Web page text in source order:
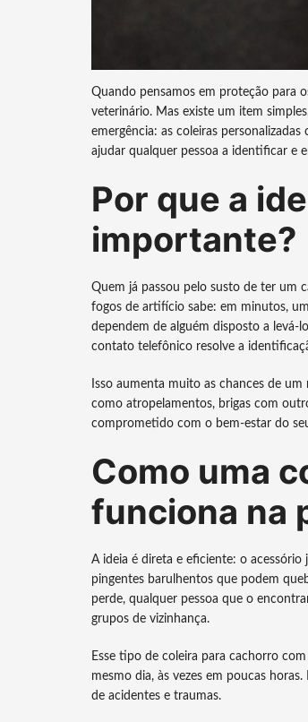
Quando pensamos em proteção para
veterinário. Mas existe um item
emergência: as coleiras
ajudar qualquer pessoa a identificar e
Por que a
importante?
Quem já passou pelo susto de ter um
fogos de artifício sabe: em minutos,
dependem de alguém disposto a levá-
contato telefônico resolve a
Isso aumenta muito as chances de
como atropelamentos, brigas com
comprometido com o bem-estar do
Como uma
funciona na
A ideia é direta e eficiente: o
pingentes barulhentos que podem
perde, qualquer pessoa que o
grupos de vizinhança.
Esse tipo de coleira para cachorro
mesmo dia, às vezes em poucas
de acidentes e traumas.